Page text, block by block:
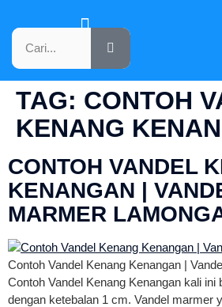
TAG: CONTOH
KENANG
CONTOH VANDEL
KENANGAN |
MARMER
Contoh Vandel Kenang Kenangan |
Contoh Vandel Kenang Kenangan kali ini
dengan ketebalan 1 cm. Vandel marmer